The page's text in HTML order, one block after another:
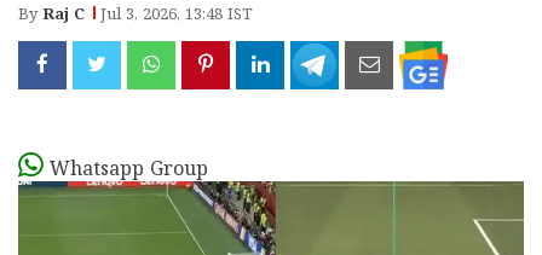
ByRaj C Jul 3, 2026, 13:48 IST
Whatsapp Group